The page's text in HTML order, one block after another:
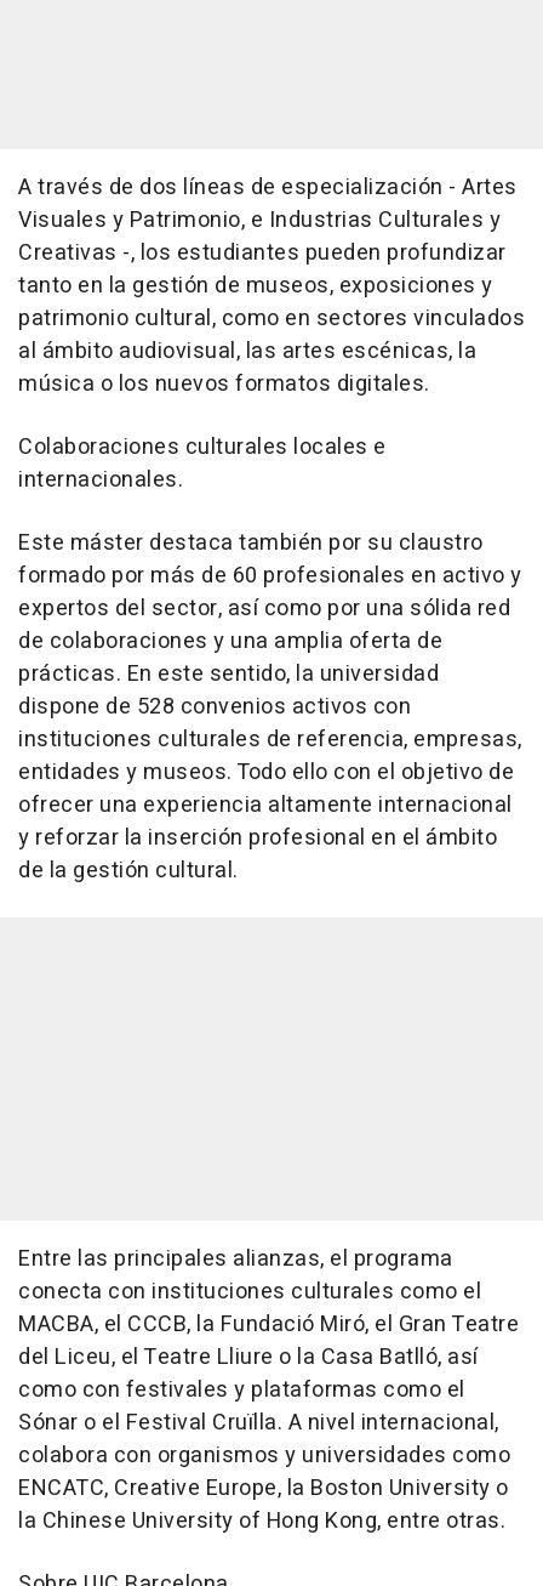
A través de dos líneas de especialización - Artes
Visuales y Patrimonio, e Industrias Culturales y
Creativas -, los estudiantes pueden profundizar
tanto en la gestión de museos, exposiciones y
patrimonio cultural, como en sectores vinculados
al ámbito audiovisual, las artes escénicas, la
música o los nuevos formatos digitales.
Colaboraciones culturales locales e
internacionales.
Este máster destaca también por su claustro
formado por más de 60 profesionales en activo y
expertos del sector, así como por una sólida red
de colaboraciones y una amplia oferta de
prácticas. En este sentido, la universidad
dispone de 528 convenios activos con
instituciones culturales de referencia, empresas,
entidades y museos. Todo ello con el objetivo de
ofrecer una experiencia altamente internacional
y reforzar la inserción profesional en el ámbito
de la gestión cultural.
Entre las principales alianzas, el programa
conecta con instituciones culturales como el
MACBA, el CCCB, la Fundació Miró, el Gran Teatre
del Liceu, el Teatre Lliure o la Casa Batlló, así
como con festivales y plataformas como el
Sónar o el Festival Cruïlla. A nivel internacional,
colabora con organismos y universidades como
ENCATC, Creative Europe, la Boston University o
la Chinese University of Hong Kong, entre otras.